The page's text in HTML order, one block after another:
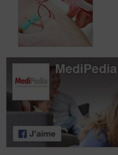
Les différents types
de traitement du
cancer du sein
Bilan d'extension